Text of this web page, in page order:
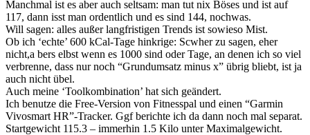
Manchmal ist es aber auch seltsam: man tut nix Böses und ist auf
117, dann isst man ordentlich und es sind 144, nochwas.
Will sagen: alles außer langfristigen Trends ist sowieso Mist.
Ob ich ‘echte’ 600 kCal-Tage hinkrige: Scwher zu sagen, eher
nicht,a bers elbst wenn es 1000 sind oder Tage, an denen ich so viel
verbrenne, dass nur noch “Grundumsatz minus x” übrig bliebt, ist ja
auch nicht übel.
Auch meine ‘Toolkombination’ hat sich geändert.
Ich benutze die Free-Version von Fitnesspal und einen “Garmin
Vivosmart HR”-Tracker. Ggf berichte ich da dann noch mal separat.
Startgewicht 115.3 – immerhin 1.5 Kilo unter Maximalgewicht.